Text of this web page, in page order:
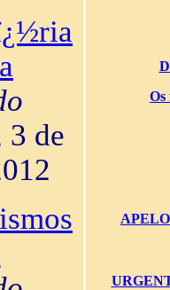
3 de
Os